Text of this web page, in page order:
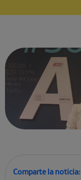
Comparte la noticia: